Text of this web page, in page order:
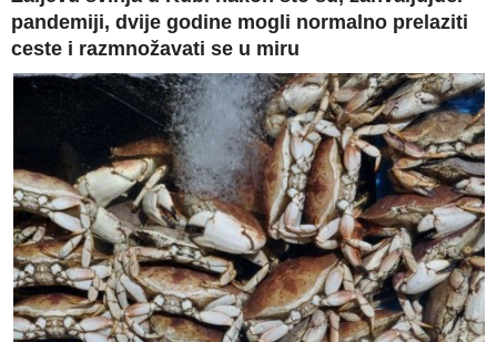
pandemiji, dvije godine mogli normalno prelaziti
ceste i razmnožavati se u miru